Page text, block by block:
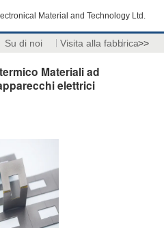
Material and Technology Ltd.
Su di noi Visita alla fabbrica>>
Materiali ad
elettrici